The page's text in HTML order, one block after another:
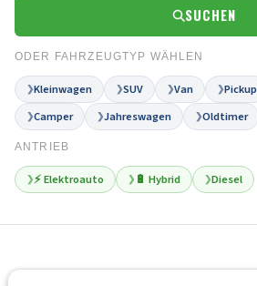
SUCHEN
ODER FAHRZEUGTYP WÄHLEN
❯Kleinwagen ❯SUV ❯Van ❯Pickup
❯Camper ❯Jahreswagen ❯Oldtimer
ANTRIEB
❯⚡ Elektroauto ❯ 🔋 Hybrid ❯Diesel